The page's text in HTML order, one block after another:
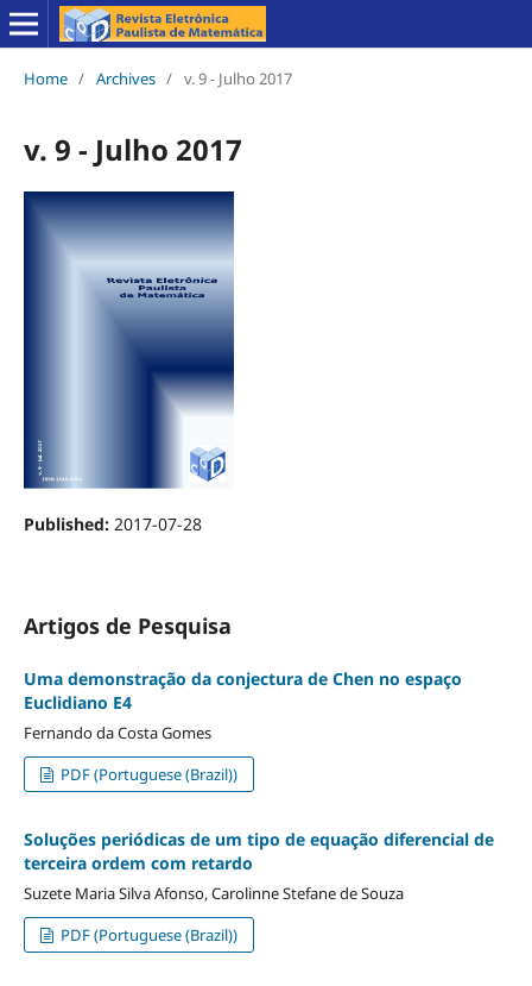
Home / Archives / v. 9 - Julho 2017
v. 9 - Julho 2017
Published: 2017-07-28
Artigos de Pesquisa
Uma demonstração da conjectura de Chen no espaço
Euclidiano E4
Fernando da Costa Gomes
PDF (Portuguese (Brazil))
Soluções periódicas de um tipo de equação diferencial de
terceira ordem com retardo
Suzete Maria Silva Afonso, Carolinne Stefane de Souza
PDF (Portuguese (Brazil))